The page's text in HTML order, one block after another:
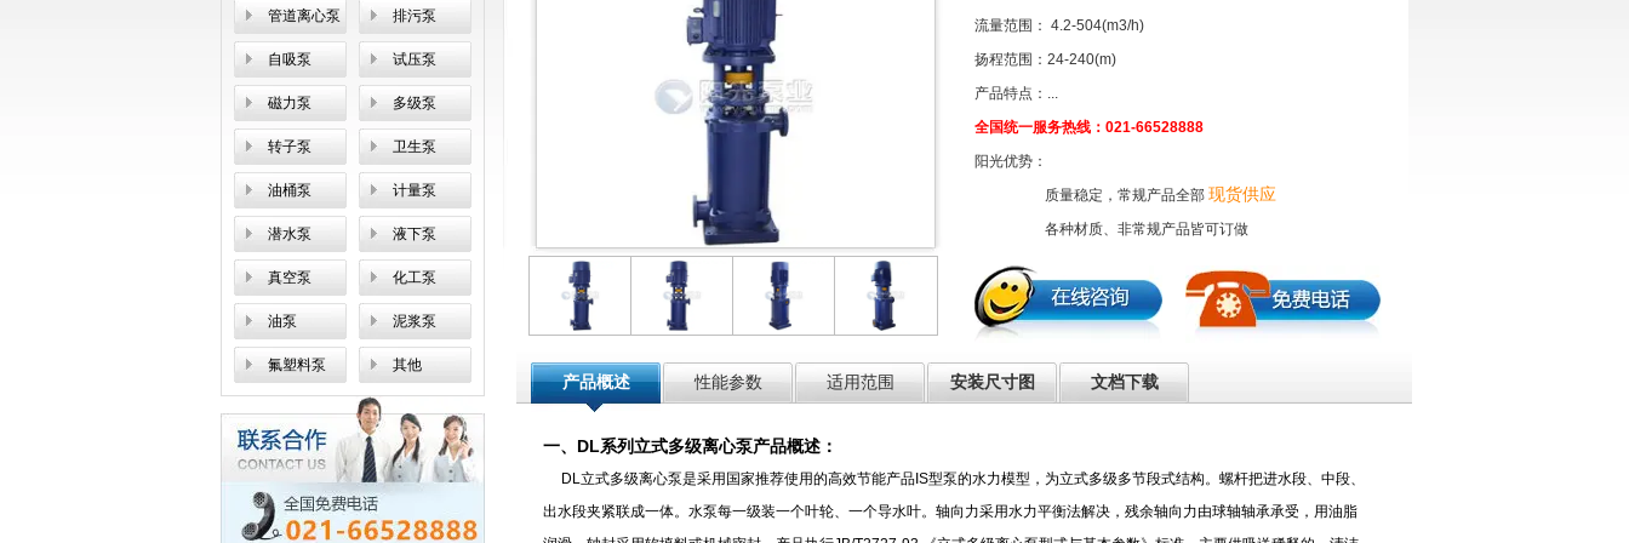
管道离心泵 排污泵
自吸泵 试压泵
磁力泵 多级泵
转子泵 卫生泵
油桶泵 计量泵
潜水泵 液下泵
真空泵 化工泵
油泵 泥浆泵
氟塑料泵 其他
流量范围： 4.2-504(m3/h)
扬程范围：24-240(m)
产品特点：...
全国统一服务热线：021-66528888
阳光优势：
质量稳定，常规产品全部 现货供应
各种材质、非常规产品皆可订做
产品概述 性能参数 适用范围 安装尺寸图 文档下载
一、DL系列立式多级离心泵产品概述：
DL立式多级离心泵是采用国家推荐使用的高效节能产品IS型泵的水力模型，为立式多级多节段式结构。螺杆把进水段、中段、
出水段夹紧联成一体。水泵每一级装一个叶轮、一个导水叶。轴向力采用水力平衡法解决，残余轴向力由球轴轴承承受，用油脂